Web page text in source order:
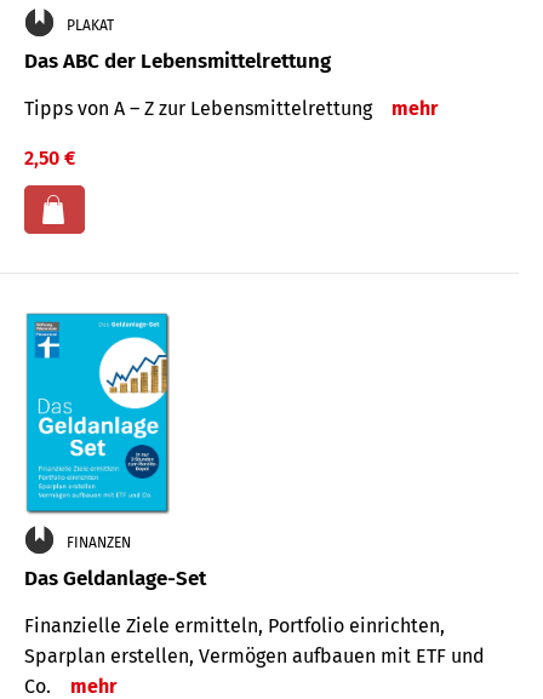
PLAKAT
Das ABC der Lebensmittelrettung
Tipps von A – Z zur Lebensmittelrettung mehr
2,50 €
FINANZEN
Das Geldanlage-Set
Finanzielle Ziele ermitteln, Portfolio einrichten,
Sparplan erstellen, Vermögen aufbauen mit ETF und
Co.
mehr